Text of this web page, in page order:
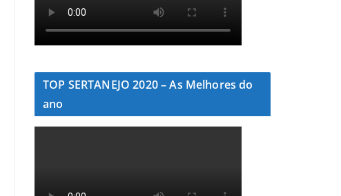
TOP SERTANEJO 2020 – As Melhores do
ano